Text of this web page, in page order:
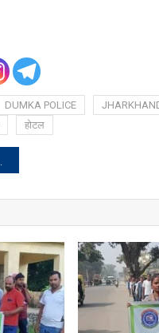
DUMKA POLICE
होटल